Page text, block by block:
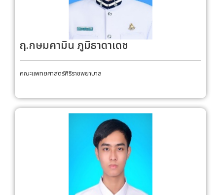
ฤ.กษมคามิน ภูมิธาดาเดช
คณะแพทยศาสตร์ศิริราชพยาบาล